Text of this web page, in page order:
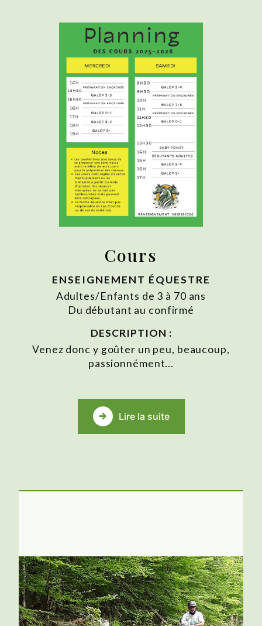
Cours
ENSEIGNEMENT ÉQUESTRE
Adultes/Enfants de 3 à 70 ans
Du débutant au confirmé
DESCRIPTION :
Venez donc y goûter un peu, beaucoup,
passionnément...
Lire la suite